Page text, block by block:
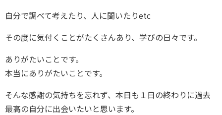
自分で調べて考えたり、人に聞いたりetc
その度に気付くことがたくさんあり、学びの日々です。
ありがたいことです。
本当にありがたいことです。
そんな感謝の気持ちを忘れず、本日も１日の終わりに過去
最高の自分に出会いたいと思います。